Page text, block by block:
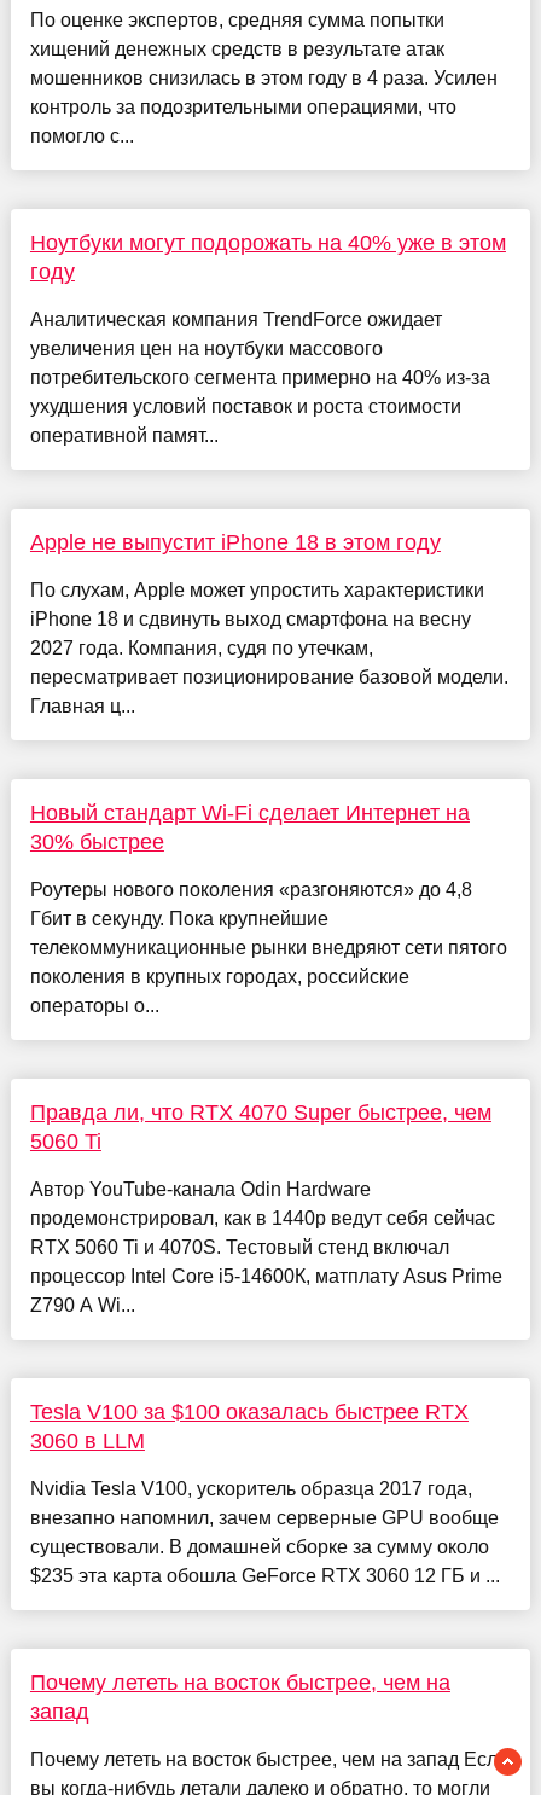
По оценке экспертов, средняя сумма попытки
хищений денежных средств в результате атак
мошенников снизилась в этом году в 4 раза. Усилен
контроль за подозрительными операциями, что
помогло с...
Ноутбуки могут подорожать на 40% уже в этом
году
Аналитическая компания TrendForce ожидает
увеличения цен на ноутбуки массового
потребительского сегмента примерно на 40% из-за
ухудшения условий поставок и роста стоимости
оперативной памят...
Apple не выпустит iPhone 18 в этом году
По слухам, Apple может упростить характеристики
iPhone 18 и сдвинуть выход смартфона на весну
2027 года. Компания, судя по утечкам,
пересматривает позиционирование базовой модели.
Главная ц...
Новый стандарт Wi-Fi сделает Интернет на
30% быстрее
Роутеры нового поколения «разгоняются» до 4,8
Гбит в секунду. Пока крупнейшие
телекоммуникационные рынки внедряют сети пятого
поколения в крупных городах, российские
операторы о...
Правда ли, что RTX 4070 Super быстрее, чем
5060 Ti
Автор YouTube-канала Odin Hardware
продемонстрировал, как в 1440р ведут себя сейчас
RTX 5060 Ti и 4070S. Тестовый стенд включал
процессор Intel Сore i5-14600К, матплату Asus Prime
Z790 A Wi...
Tesla V100 за $100 оказалась быстрее RTX
3060 в LLM
Nvidia Tesla V100, ускоритель образца 2017 года,
внезапно напомнил, зачем серверные GPU вообще
существовали. В домашней сборке за сумму около
$235 эта карта обошла GeForce RTX 3060 12 ГБ и ...
Почему лететь на восток быстрее, чем на
запад
Почему лететь на восток быстрее, чем на запад Если
вы когда-нибудь летали далеко и обратно, то могли